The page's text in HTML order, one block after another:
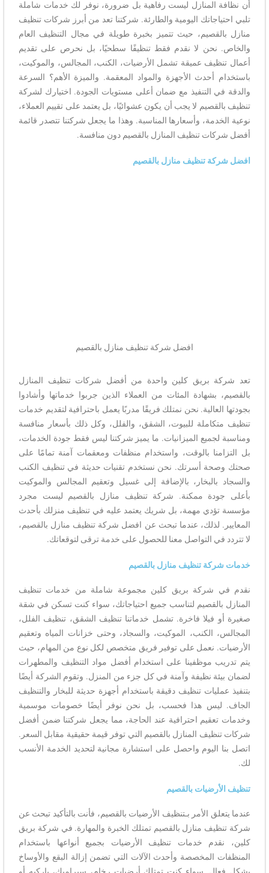
أن نظافة المنازل ليست رفاهية بل ضرورة، نوفر لك خدمات شاملة
تلبي احتياجاتك اليومية والطارئة. شركتنا تعد من أبرز شركات تنظيف
منازل بالقصيم، حيث تتميز بخبرة طويلة في مجال التنظيف العام
والخاص. نحن لا نقدم فقط تنظيفًا سطحيًا، بل نحرص على تقديم
أعمال تنظيف عميقة تشمل الأرضيات، الكنب، المجالس، والموكيت،
باستخدام أحدث الأجهزة والمواد المعقمة. والميزة الأهم؟ السرعة
والدقة في التنفيذ مع ضمان أعلى مستويات الجودة. اختيارك لشركة
تنظيف بالقصيم لا يجب أن يكون عشوائيًا، بل يعتمد على تقييم العملاء،
نوعية الخدمة، وأسعارها المناسبة. وهذا ما يجعل شركتنا تتصدر قائمة
أفضل شركات تنظيف المنازل بالقصيم دون منافسة.
افضل شركة تنظيف منازل بالقصيم
افضل شركة تنظيف منازل بالقصيم
تعد شركة بريق كلين واحدة من أفضل شركات تنظيف المنازل
بالقصيم، بشهادة المئات من العملاء الذين جربوا خدماتها وأشادوا
بجودتها العالية. نحن نمتلك فريقًا مدربًا يعمل باحترافية لتقديم خدمات
تنظيف متكاملة للبيوت، الشقق، والفلل، وكل ذلك بأسعار منافسة
ومناسبة لجميع الميزانيات. ما يميز شركتنا ليس فقط جودة الخدمات،
بل التزامنا بالوقت، واستخدام منظفات ومعقمات آمنة تمامًا على
صحتك وصحة أسرتك. نحن نستخدم تقنيات حديثة في تنظيف الكنب
والسجاد بالبخار، بالإضافة إلى غسيل وتعقيم المجالس والموكيت
بأعلى جودة ممكنة. شركة تنظيف منازل بالقصيم ليست مجرد
مؤسسة تؤدي مهمة، بل شريك يعتمد عليه في تنظيف منزلك بأحدث
المعايير. لذلك، عندما تبحث عن افضل شركة تنظيف منازل بالقصيم،
لا تتردد في التواصل معنا للحصول على خدمة ترقى لتوقعاتك.
خدمات شركة تنظيف منازل بالقصيم
نقدم في شركة بريق كلين مجموعة شاملة من خدمات تنظيف
المنازل بالقصيم لتناسب جميع احتياجاتك، سواء كنت تسكن في شقة
صغيرة أو فيلا فاخرة. تشمل خدماتنا تنظيف الشقق، تنظيف الفلل،
المجالس، الكنب، الموكيت، والسجاد، وحتى خزانات المياه وتعقيم
الأرضيات. نعمل على توفير فريق متخصص لكل نوع من المهام، حيث
يتم تدريب موظفينا على استخدام أفضل مواد التنظيف والمطهرات
لضمان بيئة نظيفة وآمنة في كل جزء من المنزل. وتقوم الشركة أيضًا
بتنفيذ عمليات تنظيف دقيقة باستخدام أجهزة حديثة للبخار والتنظيف
الجاف. ليس هذا فحسب، بل نحن نوفر أيضًا خصومات موسمية
وخدمات تعقيم احترافية عند الحاجة، مما يجعل شركتنا ضمن أفضل
شركات تنظيف المنازل بالقصيم التي توفر قيمة حقيقية مقابل السعر.
اتصل بنا اليوم واحصل على استشارة مجانية لتحديد الخدمة الأنسب
لك.
تنظيف الأرضيات بالقصيم
عندما يتعلق الأمر بـتنظيف الأرضيات بالقصيم، فأنت بالتأكيد تبحث عن
شركة تنظيف منازل بالقصيم تمتلك الخبرة والمهارة. في شركة بريق
كلين، نقدم خدمات تنظيف الأرضيات بجميع أنواعها باستخدام
المنظفات المخصصة وأحدث الآلات التي تضمن إزالة البقع والأوساخ
بشكل فعال. سواء كنت تمتلك أرضيات رخام، سيراميك، باركيه أو